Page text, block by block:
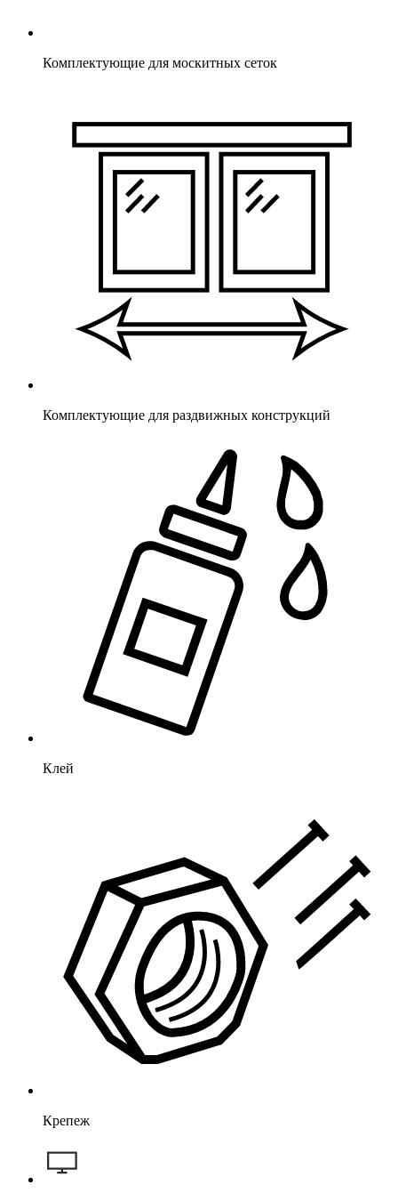
Комплектующие для москитных сеток
Комплектующие для раздвижных конструкций
Клей
Крепеж